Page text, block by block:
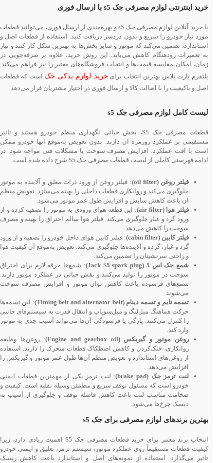
خرید اینترنتی لوازم مصرفی جک s5 با ارسال فوری
با خرید آنلاین لوازم مصرفی جک s5 و بهره‌مندی از ارسال فوری، می‌توانید قطعات
مورد نیاز خودرو را سریع و بدون دردسر دریافت کنید. استفاده از قطعات اصل و
استاندارد، تضمین می‌کند که موتور و سایر بخش‌ها به بهترین شکل کار کنند و نیاز
به تعمیرات زودهنگام کاهش می‌یابد. این روش خرید، علاوه بر صرفه‌جویی در
زمان، امکان مقایسه قیمت‌ها و انتخاب فروشگاه‌های معتبر را نیز فراهم می‌کند.
پلتفرم پارت پلاس بهترین انتخاب برایخرید لوازم یدکی جکاست که قطعات
اصل و باکیفیت را با اصالت کالا و ارسال فوری در اختیار مشتریان قرار می‌دهد.
لیست کامل لوازم مصرفی جک s5
قطعات مصرفی جک S5، بخش حیاتی نگهداری منظم خودرو هستند و تاثیر
مستقیمی بر عملکرد روزمره آن دارند. بدون تعویض به‌موقع آنها خودرو ممکن
است با افت عملکرد، افزایش مصرف سوخت یا مشکلات فنی مواجه شود. در
ادامه فهرستی کاملی از لیست قطعات مصرفی جک S5 شرح داده شده است.
فیلتر روغن (oil filter)
: فیلتر روغن از ورود ذرات معلق و آلاینده به موتور
جلوگیری می‌کند و روانکاری قطعات داخلی را بهینه می‌سازد. تعویض منظم
آن باعث کاهش سایش و افزایش طول عمر موتور می‌شود.
فیلتر هوا (air filter)
: این قطعه هوای ورودی به موتور را تصفیه کرده و از
ورود گرد و غبار جلوگیری می‌کند. فیلتر هوا سالم احتراق را بهینه و مصرف
سوخت را کاهش می‌دهد.
فیلتر کابین (cabin filter)
: فیلتر کابین هوای داخل خودرو را تصفیه و از ورود
گرد و غبار، گرده و آلاینده‌ها جلوگیری می‌کند. تعویض به‌موقع آن کیفیت هوا
و راحتی سرنشینان را تضمین می‌کند.
شمع جک اس 5 (Jack S5 spark plug)
: شمع‌ها جرقه لازم برای احتراق
سوخت در موتور را تولید می‌کنند و نقش حیاتی در عملکرد موتور دارند.
شمع‌های فرسوده باعث کاهش توان موتور و افزایش مصرف سوخت
می‌شوند
تسمه تایم و تسمه دینام (Timing belt and alternator belt)
: این تسمه‌ها
حرکت هماهنگ میل‌لنگ و میل‌سوپاپ و انتقال قدرت به سیستم‌های جانبی
را کنترل می‌کنند. پارگی یا فرسودگی آن‌ها می‌تواند آسیب جدی به موتور
وارد کند.
روغن موتور و گیربکس (Engine and gearbox oil)
: روغن‌ها وظیفه
روانکاری، خنک‌کردن و کاهش اصطکاک قطعات متحرک را دارند. استفاده
از روغن‌های استاندارد و تعویض منظم آن‌ها طول عمر موتور و گیربکس را
افزایش می‌دهد.
لنت ترمز جک (brake pad)
: لنت ترمز یکی از مهمترین قطعات ایمنی
خودرو است که مسئول توقف سریع و مطمئن وسیله نقلیه است. کیفیت و
ضخامت مناسب لنت باعث کاهش فاصله توقف و جلوگیری از آسیب به
دیسک چرخ‌ها می‌شود.
بهترین برندهای لوازم مصرفی برای جک s5
انتخاب برند معتبر برای خرید قطعات مصرفی جک S5 اهمیت زیادی دارد، زیرا
کیفیت قطعات مستقیماً روی عملکرد موتور، سیستم ترمز، تعلیق و ایمنی خودرو
تاثیر می‌گذارد. استفاده از نمونه‌های اصل و استاندارد باعث کاهش ریسک